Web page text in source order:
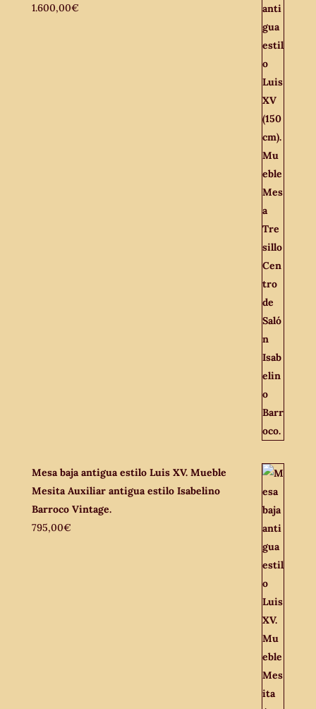
1.600,00€
Mesa baja antigua estilo Luis XV. Mueble
Mesita Auxiliar antigua estilo Isabelino
Barroco Vintage.
795,00€